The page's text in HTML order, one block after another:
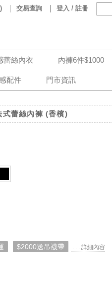
蕾絲內衣 內褲6件$1000
配件 門市資訊
) 交易查詢 登入 / 註冊
蕾絲內褲 (香檳)
$2000送吊襪帶 . . . 詳細內容